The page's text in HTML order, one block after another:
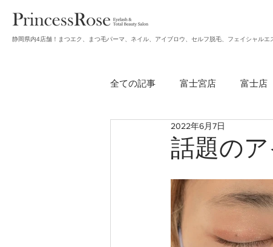
静岡県内4店舗！まつエク、まつ毛パーマ、ネイル、アイブロウ、セルフ脱毛、フェイシャルエ
全ての記事 富士宮店 富士店
無題のカテゴリー
話題の
2022年6月7日